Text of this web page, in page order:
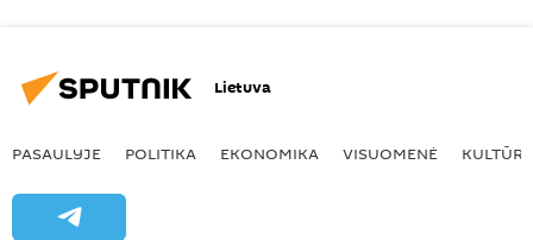
Lietuva
PASAULYJE POLITIKA EKONOMIKA VISUOMENĖ KULTŪRA